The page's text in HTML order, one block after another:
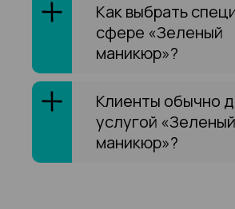
Как выбрать
сфере «Зеленый
маникюр»?
Клиенты обычно
услугой «Зеленый
маникюр»?